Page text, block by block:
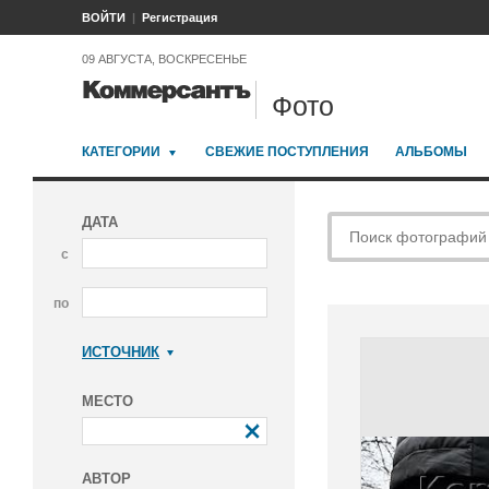
ВОЙТИ Регистрация
09 АВГУСТА, ВОСКРЕСЕНЬЕ
Фото
КАТЕГОРИИ СВЕЖИЕ ПОСТУПЛЕНИЯ АЛЬБОМЫ
ДАТА
с
по
ИСТОЧНИК
МЕСТО
АВТОР